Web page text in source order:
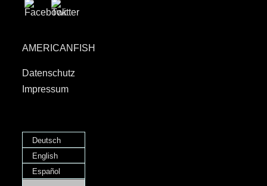
AMERICANFISH
Datenschutz
Impressum
Deutsch
English
Español